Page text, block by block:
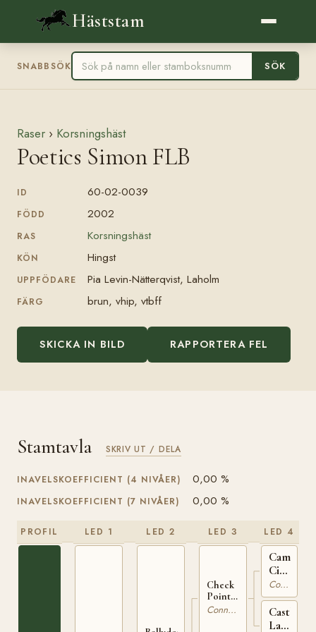
Häststam
SNABBSÖK SÖK
Raser › Korsningshäst
Poetics Simon FLB
ID 60-02-0039
FÖDD 2002
RAS Korsningshäst
KÖN Hingst
UPPFÖDARE Pia Levin-Nätterqvist, Laholm
FÄRG brun, vhip, vtbff
SKICKA IN BILD RAPPORTERA FEL
Stamtavla SKRIV UT / DELA
INAVELSKOEFFICIENT (4 NIVÅER) 0,00 %
INAVELSKOEFFICIENT (7 NIVÅER) 0,00 %
PROFIL LED 1 LED 2 LED 3
Check
Point
CharlieConnemara
LED 4
Camlin
Cicada
IRE
119
Connemara
Lady